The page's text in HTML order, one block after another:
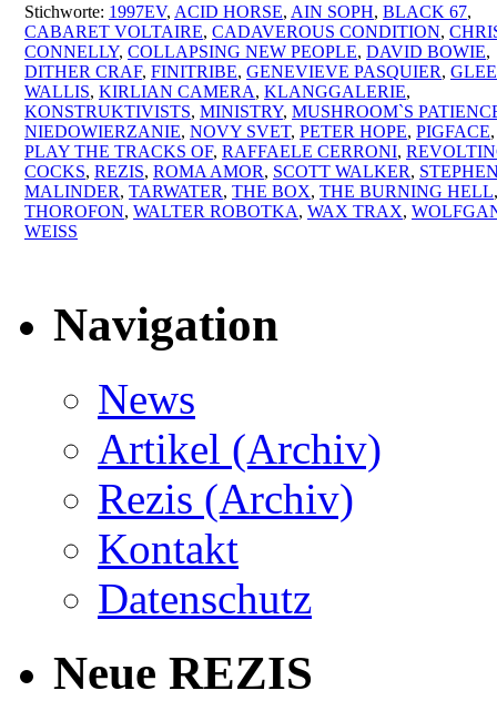
Stichworte: 1997EV, ACID HORSE, AIN SOPH, BLACK 67,
CABARET VOLTAIRE, CADAVEROUS CONDITION,
CONNELLY, COLLAPSING NEW PEOPLE, DAVID BOWIE,
DITHER CRAF, FINITRIBE, GENEVIEVE PASQUIER,
WALLIS, KIRLIAN CAMERA, KLANGGALERIE,
KONSTRUKTIVISTS, MINISTRY, MUSHROOM`S
NIEDOWIERZANIE, NOVY SVET, PETER HOPE, PIGFACE,
PLAY THE TRACKS OF, RAFFAELE CERRONI,
COCKS, REZIS, ROMA AMOR, SCOTT WALKER,
MALINDER, TARWATER, THE BOX, THE BURNING HELL,
THOROFON, WALTER ROBOTKA, WAX TRAX,
WEISS
Navigation
News
Artikel (Archiv)
Rezis (Archiv)
Kontakt
Datenschutz
Neue REZIS